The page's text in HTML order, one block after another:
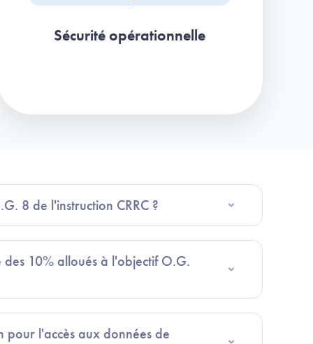
Sécurité opérationnelle
8 de l'instruction CRRC ?
10% alloués à l'objectif O.G.
l'accès aux données de